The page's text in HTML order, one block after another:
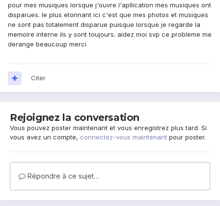
pour mes musiques lorsque j'ouvre l'apllication mes musiques ont
disparues. le plus etonnant ici c'est que mes photos et musiques
ne sont pas totalement disparue puisque lorsque je regarde la
memoire interne ils y sont toujours. aidez moi svp ce probleme me
derange beaucoup merci
Citer
Rejoignez la conversation
Vous pouvez poster maintenant et vous enregistrez plus tard. Si
vous avez un compte, connectez-vous maintenant pour poster.
Répondre à ce sujet…